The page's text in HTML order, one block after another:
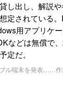
し出し、解説
定されている
用アプリケ
などは無償で
定だ。
ル端末を発表……